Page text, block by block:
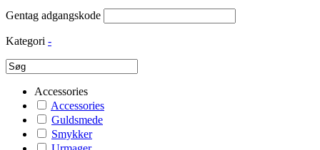
Gentag adgangskode
Kategori -
Accessories
Accessories
Guldsmede
Smykker